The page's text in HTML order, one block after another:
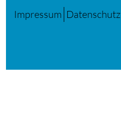
Impressum Datenschutz